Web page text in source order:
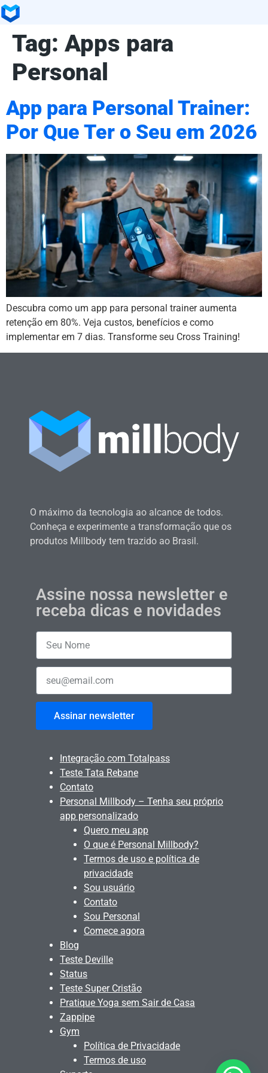
Tag: Apps para
Personal
App para Personal Trainer:
Por Que Ter o Seu em 2026
Descubra como um app para personal trainer aumenta
retenção em 80%. Veja custos, benefícios e como
implementar em 7 dias. Transforme seu Cross Training!
O máximo da tecnologia ao alcance de todos.
Conheça e experimente a transformação que os
produtos Millbody tem trazido ao Brasil.
Assine nossa newsletter e
receba dicas e novidades
Assinar newsletter
Integração com Totalpass
Teste Tata Rebane
Contato
Personal Millbody – Tenha seu próprio
app personalizado
Quero meu app
O que é Personal Millbody?
Termos de uso e política de
privacidade
Sou usuário
Contato
Sou Personal
Comece agora
Blog
Teste Deville
Status
Teste Super Cristão
Pratique Yoga sem Sair de Casa
Zappipe
Gym
Política de Privacidade
Termos de uso